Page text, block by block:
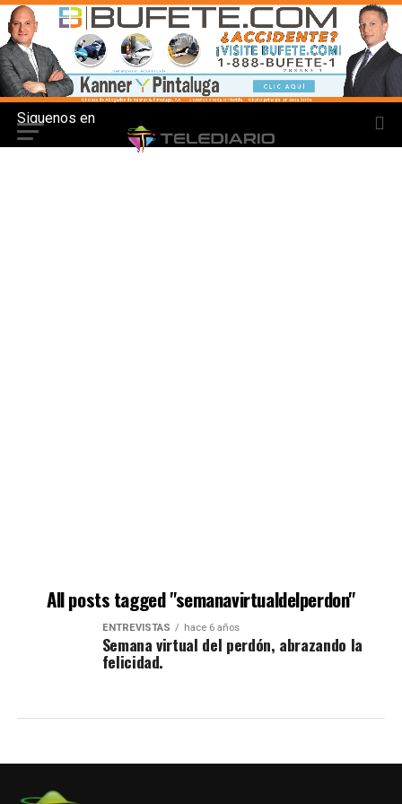
Siguenos en
All posts tagged "semanavirtualdelperdon"
ENTREVISTAS hace 6 años
Semana virtual del perdón, abrazando la
felicidad.